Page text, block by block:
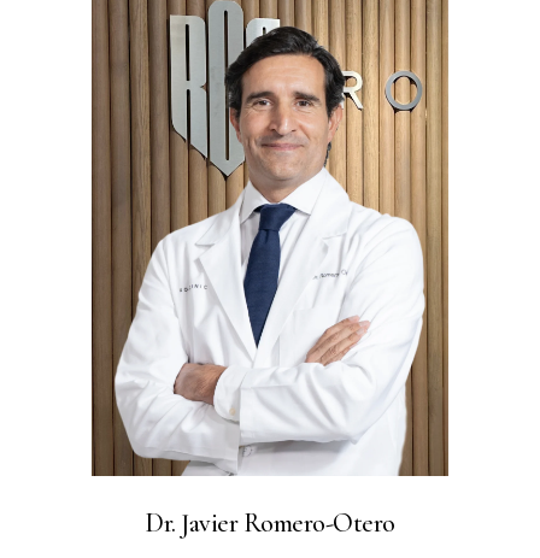
Dr. Javier Romero-Otero